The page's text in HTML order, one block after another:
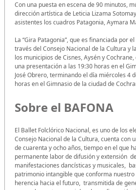
Con una puesta en escena de 90 minutos,
dirección artística de Leticia Lizama
asistentes los cuadros Patagonia, Aymara
La “Gira Patagonia”, que es financiada por
través del Consejo Nacional de la Cultura y
los municipios de Cisnes, Aysén y
una presentación a las 19:30 horas en el
José Obrero, terminando el día miércoles 4
horas en el Gimnasio de la ciudad de
Sobre el BAFONA
El Ballet Folclórico Nacional, es uno de los
Consejo Nacional de la Cultura, cuenta con
de cuarenta y ocho años, tiempo en el que
permanente labor de difusión y extensión
manifestaciones dancísticas y musicales,
patrimonio intangible que conforma nuestro
herencia hacia el futuro, transmitida de